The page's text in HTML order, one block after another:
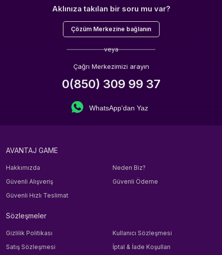
Aklınıza takılan bir soru mu var?
Çözüm Merkezine bağlanın
veya
Çağrı Merkezimizi arayın
0(850) 309 99 37
WhatsApp'dan Yaz
AVANTAJ GAME
Hakkımızda
Neden Biz?
Güvenli Alışveriş
Güvenli Ödeme
Güvenli Hızlı Teslimat
Sözleşmeler
Gizlilik Politikası
Kullanıcı Sözleşmesi
Satış Sözleşmesi
İptal & İade Koşulları